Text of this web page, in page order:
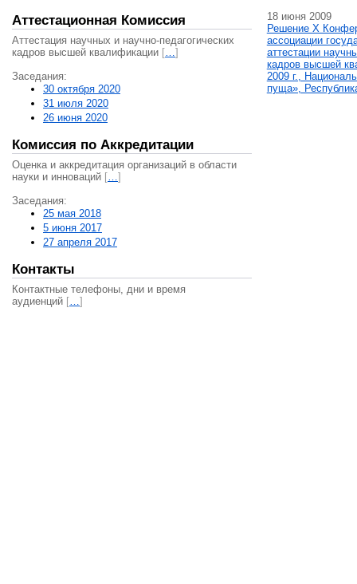
Аттестационная Комиссия
Аттестация научных и научно-педагогических
кадров высшей квалификации […]
Заседания:
30 октября 2020
31 июля 2020
26 июня 2020
Комиссия по Аккредитации
Оценка и аккредитация организаций в области
науки и инноваций […]
Заседания:
25 мая 2018
5 июня 2017
27 апреля 2017
Контакты
Контактные телефоны, дни и время
аудиенций […]
18 июня 2009
Решение X
ассоциации
аттестации
кадров высшей
2009 г.,
пуща»,